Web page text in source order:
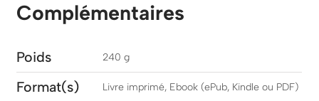
Complémentaires
Poids 240 g
Format(s) Livre imprimé, Ebook (ePub, Kindle ou PDF)